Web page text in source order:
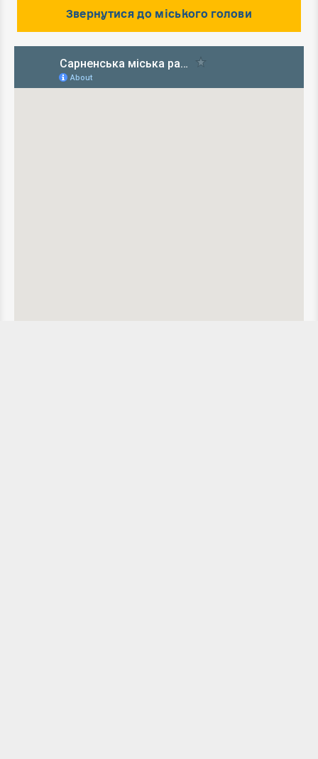
Звернутися до міського голови